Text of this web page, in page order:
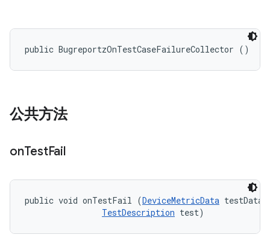
public BugreportzOnTestCaseFailureCollector ()
公共方法
onTestFail
public void onTestFail (DeviceMetricData
TestDescription test)